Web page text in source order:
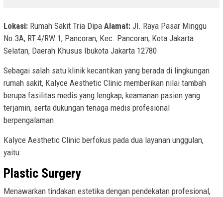
Lokasi: Rumah Sakit Tria Dipa Alamat: Jl. Raya Pasar Minggu
No.3A, RT.4/RW.1, Pancoran, Kec. Pancoran, Kota Jakarta
Selatan, Daerah Khusus Ibukota Jakarta 12780
Sebagai salah satu klinik kecantikan yang berada di lingkungan
rumah sakit, Kalyce Aesthetic Clinic memberikan nilai tambah
berupa fasilitas medis yang lengkap, keamanan pasien yang
terjamin, serta dukungan tenaga medis profesional
berpengalaman.
Kalyce Aesthetic Clinic berfokus pada dua layanan unggulan,
yaitu:
Plastic Surgery
Menawarkan tindakan estetika dengan pendekatan profesional,